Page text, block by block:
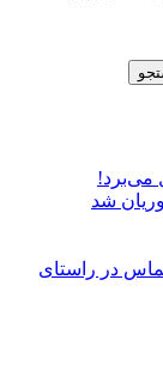
می‌برد!
شد
در راستای